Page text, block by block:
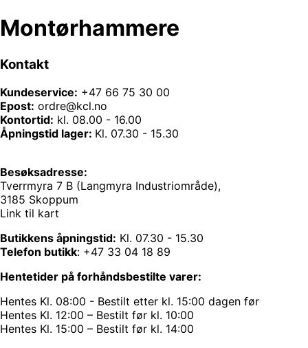
Montørhammere
Kontakt
Kundeservice: +47 66 75 30 00
Epost: ordre@kcl.no
Kontortid: kl. 08.00 - 16.00
Åpningstid lager: Kl. 07.30 - 15.30
Besøksadresse:
Tverrmyra 7 B (Langmyra Industriområde),
3185 Skoppum
Link til kart
Butikkens åpningstid: Kl. 07.30 - 15.30
Telefon butikk: +47 33 04 18 89
Hentetider på forhåndsbestilte varer:
Hentes Kl. 08:00 - Bestilt etter kl. 15:00 dagen før
Hentes Kl. 12:00 – Bestilt før kl. 10:00
Hentes Kl. 15:00 – Bestilt før kl. 14:00